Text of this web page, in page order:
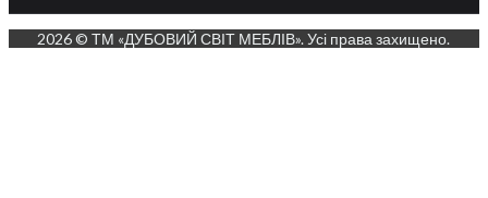
2026 © ТМ «ДУБОВИЙ СВІТ МЕБЛІВ». Усі права захищено.